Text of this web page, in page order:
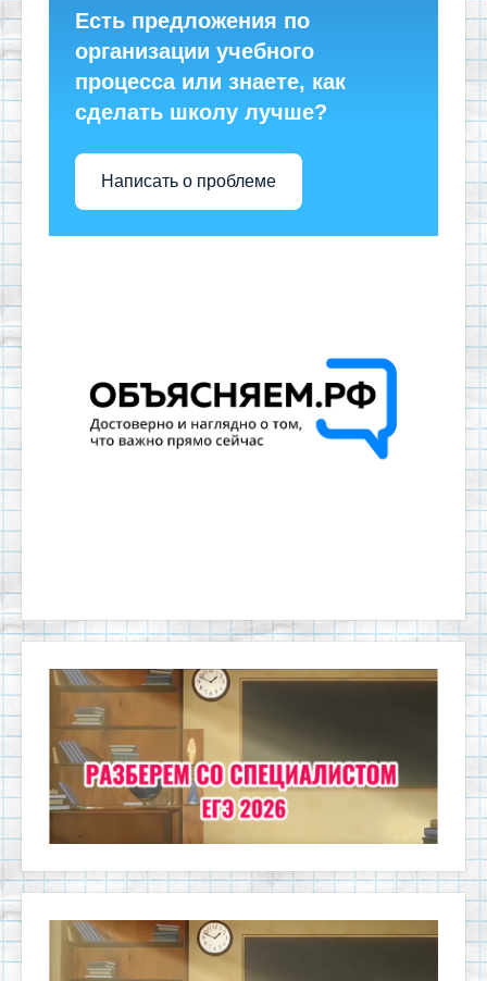
Есть предложения по
организации учебного
процесса или знаете, как
сделать школу лучше?
Написать о проблеме